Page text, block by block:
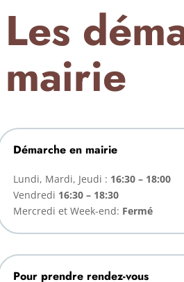
Les
mairie
Démarche en mairie
Lundi, Mardi, Jeudi : 16:30 – 18:00
Vendredi 16:30 – 18:30
Mercredi et Week-end: Fermé
Pour prendre rendez-vous